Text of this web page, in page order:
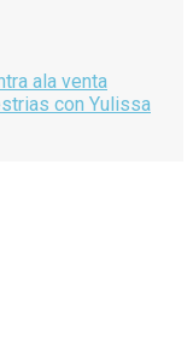
ala venta
con Yulissa